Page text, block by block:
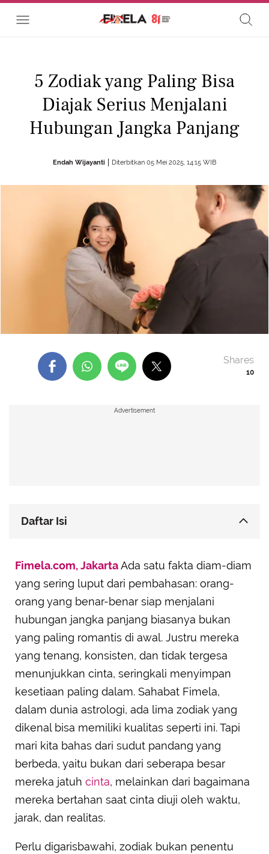
5 Zodiak yang Paling Bisa
Diajak Serius Menjalani
Hubungan Jangka Panjang
Endah Wijayanti Diterbitkan 05 Mei 2025, 14:15 WIB
10
Shares
Advertisement
Daftar Isi
Perasaan Sesaat
Taurus: Setia karena Memilih, Bukan karena Takut
Kehilangan
Virgo: Mencintai dengan Logika, Bertahan
dengan Ketulusan
Cancer: Emosional tapi Tak Lari dari Tanggung
Scorpio: Selektif dalam Memilih dan Membangun
Hubungan
Fimela.com, JakartaAda satu fakta diam-diam
yang sering luput dari pembahasan: orang-
orang yang benar-benar siap menjalani
hubungan jangka panjang biasanya bukan
yang paling romantis di awal. Justru mereka
yang tenang, konsisten, dan tidak tergesa
menunjukkan cinta, seringkali menyimpan
kesetiaan paling dalam. Sahabat Fimela,
dalam dunia astrologi, ada lima zodiak yang
dikenal bisa memiliki kualitas seperti ini. Tapi
mari kita bahas dari sudut pandang yang
berbeda, yaitu bukan dari seberapa besar
mereka jatuh cinta, melainkan dari bagaimana
mereka bertahan saat cinta diuji oleh waktu,
jarak, dan realitas.
Perlu digarisbawahi, zodiak bukan penentu